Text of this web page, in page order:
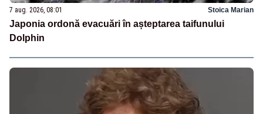
7 aug. 2026, 08:01 Stoica Marian
Japonia ordonă evacuări în așteptarea taifunului
Dolphin